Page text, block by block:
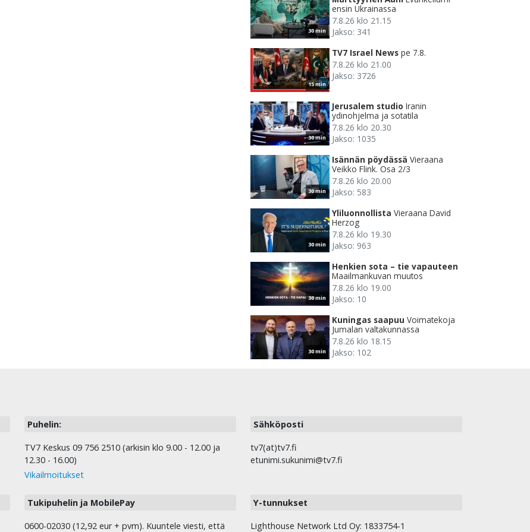
30 min
ensin Ukrainassa
7.8.26 klo 21.15
Jakso: 341
15 min
TV7 Israel News pe 7.8.
7.8.26 klo 21.00
Jakso: 3726
30 min
Jerusalem studio Iranin
ydinohjelma ja sotatila
7.8.26 klo 20.30
Jakso: 1035
30 min
Isännän pöydässä Vieraana
Veikko Flink. Osa 2/3
7.8.26 klo 20.00
Jakso: 583
30 min
Yliluonnollista Vieraana David
Herzog
7.8.26 klo 19.30
Jakso: 963
30 min
Henkien sota – tie vapauteen
Maailmankuvan muutos
7.8.26 klo 19.00
Jakso: 10
30 min
Kuningas saapuu Voimatekoja
Jumalan valtakunnassa
7.8.26 klo 18.15
Jakso: 102
Puhelin:
TV7 Keskus 09 756 2510 (arkisin klo 9.00 - 12.00 ja
12.30 - 16.00)
Vikailmoitukset
Sähköposti
tv7(at)tv7.fi
etunimi.sukunimi@tv7.fi
Tukipuhelin ja MobilePay
0600-02030 (12,92 eur + pvm). Kuuntele viesti, että
Y-tunnukset
Lighthouse Network Ltd Oy: 1833754-1